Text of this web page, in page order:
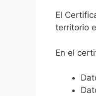
El
territorio
En el